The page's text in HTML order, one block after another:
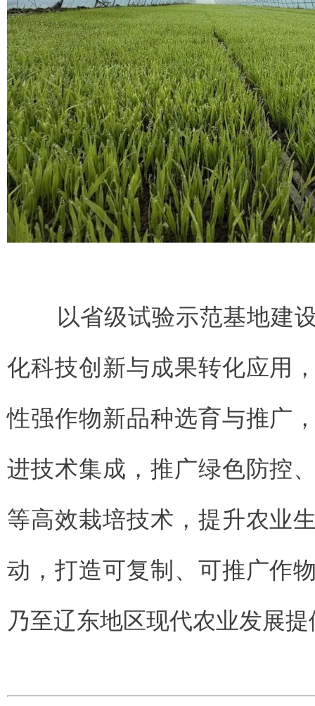
以省级试验示范基地建设
化科技创新与成果转化应用
性强作物新品种选育与推广
进技术集成，推广绿色防控
等高效栽培技术，提升农业
动，打造可复制、可推广作
乃至辽东地区现代农业发展